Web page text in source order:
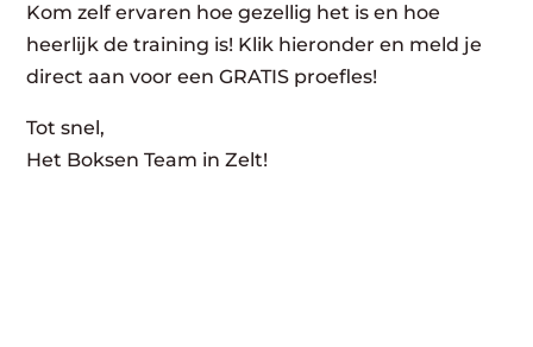
Kom zelf ervaren hoe gezellig het is en hoe
heerlijk de training is! Klik hieronder en meld je
direct aan voor een GRATIS proefles!
Tot snel,
Het Boksen Team in Zelt!